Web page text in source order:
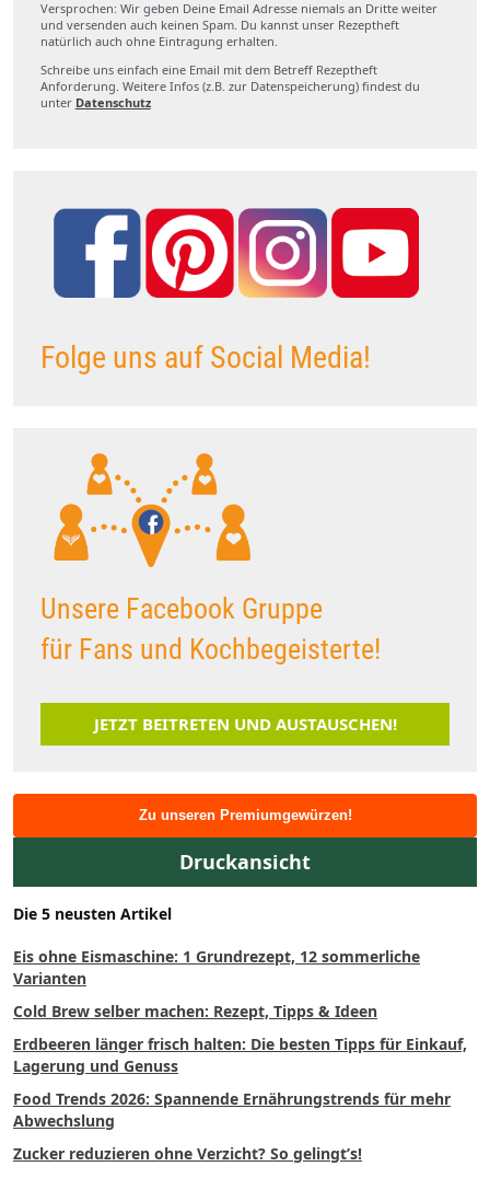
Versprochen: Wir geben Deine Email Adresse niemals an Dritte weiter
und versenden auch keinen Spam. Du kannst unser Rezeptheft
natürlich auch ohne Eintragung erhalten.
Schreibe uns einfach eine Email mit dem Betreff Rezeptheft
Anforderung. Weitere Infos (z.B. zur Datenspeicherung) findest du
unter Datenschutz
Folge uns auf Social Media!
Unsere Facebook Gruppe
für Fans und Kochbegeisterte!
JETZT BEITRETEN UND AUSTAUSCHEN!
Zu unseren Premiumgewürzen!
Druckansicht
Die 5 neusten Artikel
Eis ohne Eismaschine: 1 Grundrezept, 12 sommerliche
Varianten
Cold Brew selber machen: Rezept, Tipps & Ideen
Erdbeeren länger frisch halten: Die besten Tipps für Einkauf,
Lagerung und Genuss
Food Trends 2026: Spannende Ernährungstrends für mehr
Abwechslung
Zucker reduzieren ohne Verzicht? So gelingt’s!